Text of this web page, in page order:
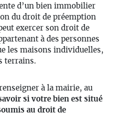
d’un bien immobilier
du droit de préemption
exercer son droit de
à des personnes
les maisons individuelles,
terrains.
à la mairie, au
si votre bien est situé
au droit de